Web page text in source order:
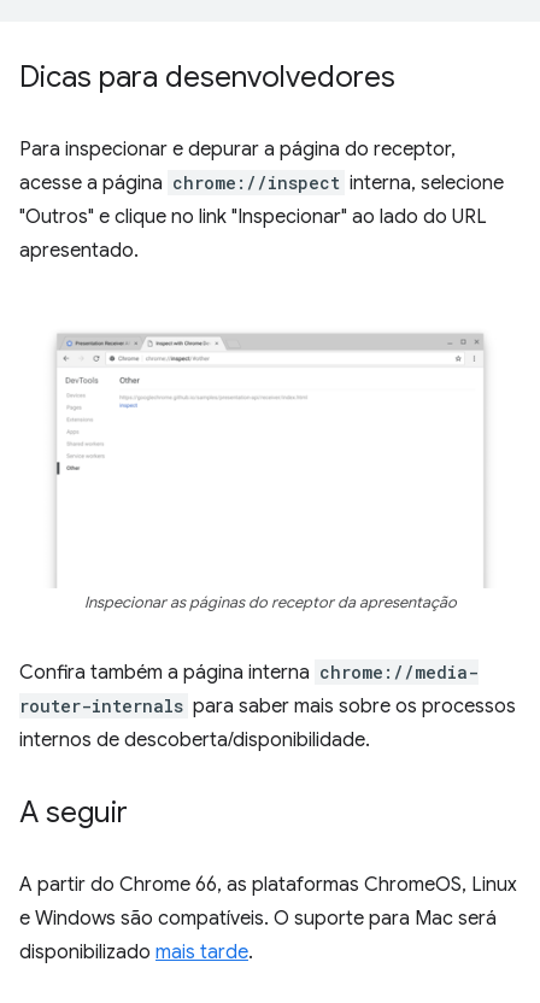
Dicas para desenvolvedores
Para inspecionar e depurar a página do receptor,
acesse a página chrome://inspect interna, selecione
"Outros" e clique no link "Inspecionar" ao lado do URL
apresentado.
Inspecionar as páginas do receptor da apresentação
Confira também a página interna chrome://media-
router-internals para saber mais sobre os processos
internos de descoberta/disponibilidade.
A seguir
A partir do Chrome 66, as plataformas ChromeOS, Linux
e Windows são compatíveis. O suporte para Mac será
disponibilizado mais tarde.